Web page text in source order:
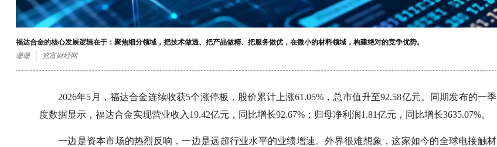
福达合金的核心发展逻辑在于：聚焦细分领域，把技术做透、把产品做精、把服务做优，在微小的材料领域，构建绝对的竞争优势。
珊珊 览富财经网
2026年5月，福达合金连续收获5个涨停板，股价累计上涨61.05%，总市值升至92.58亿元。同期发布的一季
度数据显示，福达合金实现营业收入19.42亿元，同比增长92.67%；归母净利润1.81亿元，同比增长3635.07%。
一边是资本市场的热烈反响，一边是远超行业水平的业绩增速。外界很难想象，这家如今的全球电接触材